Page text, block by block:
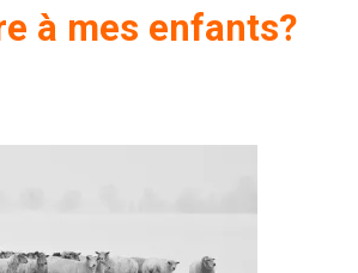
à mes enfants?